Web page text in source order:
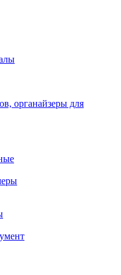
органайзеры для